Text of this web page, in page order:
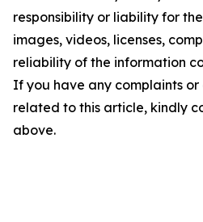
responsibility or liability for
images, videos, licenses,
reliability of the information
If you have any complaints or
related to this article, kindly
above.